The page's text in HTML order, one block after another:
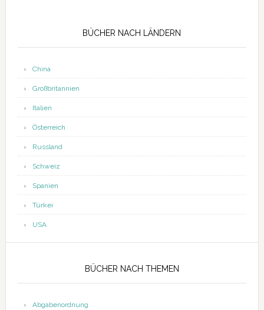
BÜCHER NACH LÄNDERN
China
Großbritannien
Italien
Österreich
Russland
Schweiz
Spanien
Türkei
USA
BÜCHER NACH THEMEN
Abgabenordnung